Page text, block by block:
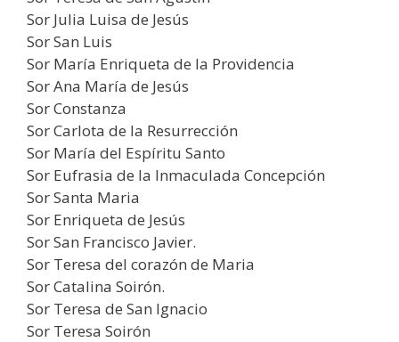
Sor Julia Luisa de Jesús
Sor San Luis
Sor María Enriqueta de la Providencia
Sor Ana María de Jesús
Sor Constanza
Sor Carlota de la Resurrección
Sor María del Espíritu Santo
Sor Eufrasia de la lnmaculada Concepción
Sor Santa Maria
Sor Enriqueta de Jesús
Sor San Francisco Javier.
Sor Teresa del corazón de Maria
Sor Catalina Soirón.
Sor Teresa de San Ignacio
Sor Teresa Soirón